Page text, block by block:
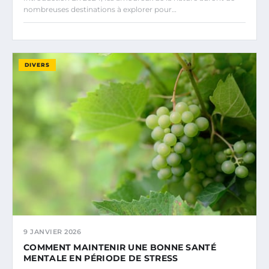
nombreuses destinations à explorer pour…
DIVERS
9 JANVIER 2026
COMMENT MAINTENIR UNE BONNE SANTÉ
MENTALE EN PÉRIODE DE STRESS